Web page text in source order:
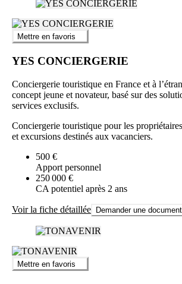
Mettre en favoris
YES CONCIERGERIE
Conciergerie touristique en France et à
concept jeune et novateur, basé sur des
services exclusifs.
Conciergerie touristique pour les
et excursions destinés aux vacanciers.
500 €
Apport personnel
250 000 €
CA potentiel après 2 ans
Voir la fiche détaillée Demander une
Mettre en favoris